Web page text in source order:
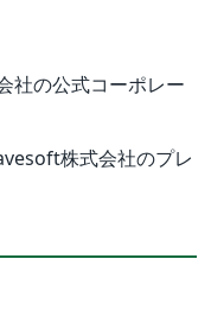
社の公式コーポレー
株式会社のプレ